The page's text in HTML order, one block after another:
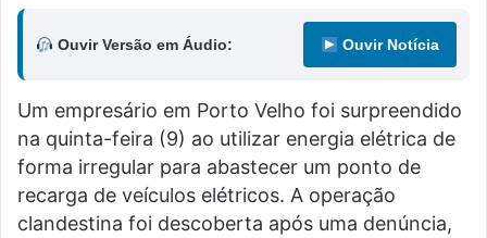
Ouvir Versão em Áudio: Ouvir Notícia
Um empresário em Porto Velho foi surpreendido
na quinta-feira (9) ao utilizar energia elétrica de
forma irregular para abastecer um ponto de
recarga de veículos elétricos. A operação
clandestina foi descoberta após uma denúncia,